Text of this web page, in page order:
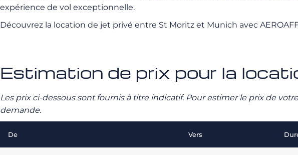
expérience de vol exceptionnelle.
Découvrez la location de jet privé entre St Moritz et Munich avec
Estimation de prix pour la
Les prix ci-dessous sont fournis à titre indicatif. Pour estimer le prix de
demande.
De Vers